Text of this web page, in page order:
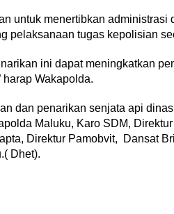
untuk menertibkan
pelaksanaan tugas kepolisian
ini dapat meningkatkan
harap Wakapolda.
dan penarikan senjata api
Maluku, Karo SDM,
Direktur Pamobvit, Dansat
Dhet).